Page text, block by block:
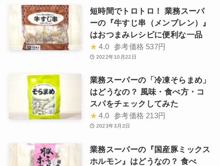
短時間でトロトロ！ 業務スーパ
ーの『牛すじ串（メンブレン）』
はおつまみレシピに便利な一品
★ 4.0 参考価格 537円
2022年10月22日
業務スーパーの「冷凍そらまめ」
はどうなの？ 風味・食べ方・コ
スパをチェックしてみた
★ 4.0 参考価格 213円
2023年3月2日
業務スーパーの『国産豚ミックス
ホルモン』はどうなの？ 食べ